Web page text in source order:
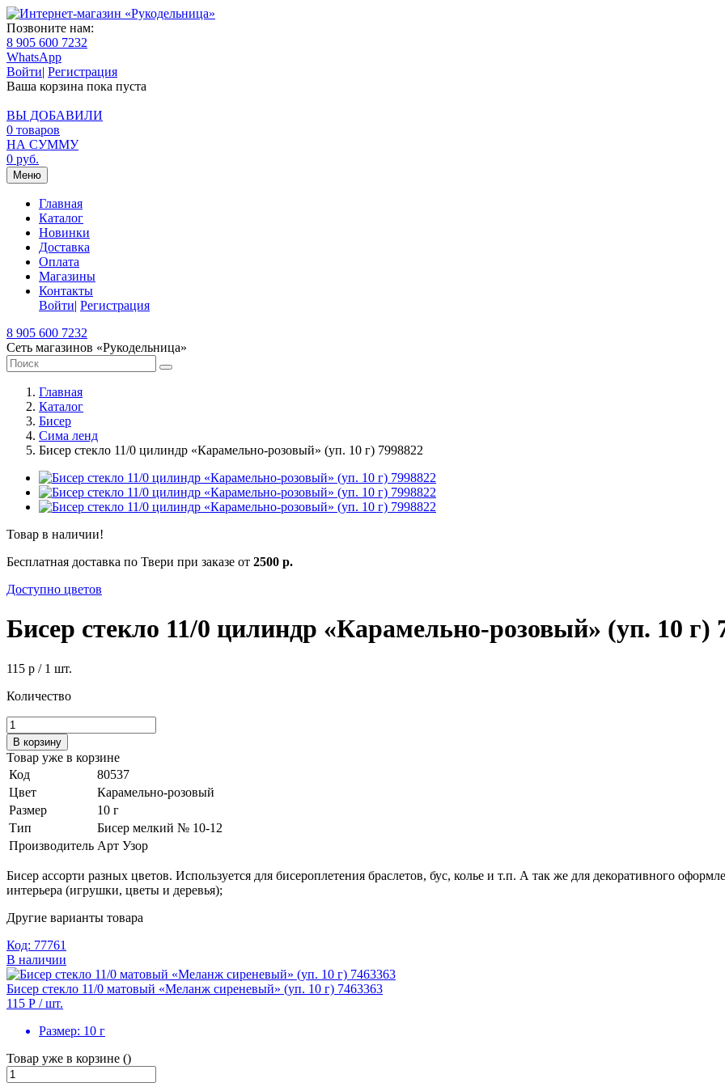
Позвоните нам:
8 905 600 7232
WhatsApp
Войти| Регистрация
Ваша корзина пока пуста
ВЫ ДОБАВИЛИ
0 товаров
НА СУММУ
0 руб.
Меню
Главная
Каталог
Новинки
Доставка
Оплата
Магазины
Контакты
Войти| Регистрация
8 905 600 7232
Сеть магазинов «Рукодельница»
Главная
Каталог
Бисер
Сима ленд
Бисер стекло 11/0 цилиндр «Карамельно-розовый» (уп. 10 г) 7998822
Товар в наличии!
Бесплатная доставка по Твери при заказе от 2500 р.
Доступно цветов
Бисер стекло 11/0 цилиндр «Карамельно-розовый» (уп. 10 г)
115 р / 1 шт.
Количество
В корзину
Товар уже в корзине
Код
80537
Цвет
Карамельно-розовый
Размер
10 г
Тип
Бисер мелкий № 10-12
Производитель Арт Узор
Бисер ассорти разных цветов. Используется для бисероплетения браслетов, бус, колье и т.п. А так же для декоративного
интерьера (игрушки, цветы и деревья);
Другие варианты товара
Код: 77761
В наличии
Бисер стекло 11/0 матовый «Меланж сиреневый» (уп. 10 г) 7463363
115 Р / шт.
Размер: 10 г
Товар уже в корзине ()